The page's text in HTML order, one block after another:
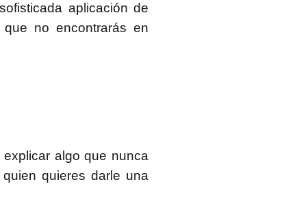
aplicación de
no encontrarás en
algo que nunca
quieres darle una